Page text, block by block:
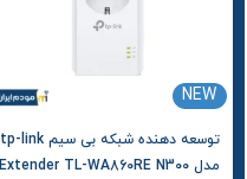
NEW
توسعه دهنده شبکه بی‌ سیم tp-link
مدل Extender TL-WA860RE N300